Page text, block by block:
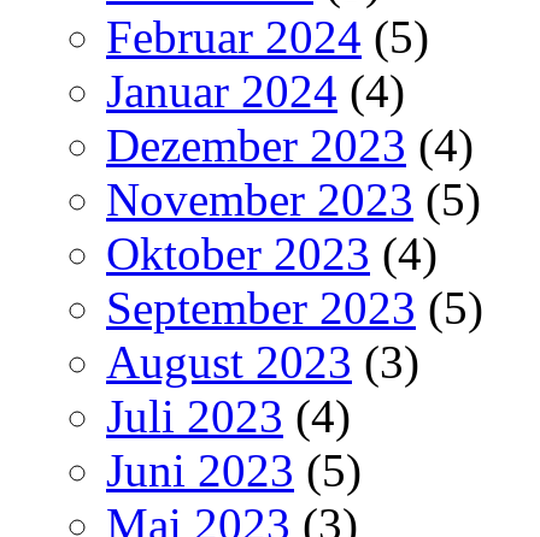
Februar 2024 (5)
Januar 2024 (4)
Dezember 2023 (4)
November 2023 (5)
Oktober 2023 (4)
September 2023 (5)
August 2023 (3)
Juli 2023 (4)
Juni 2023 (5)
Mai 2023 (3)